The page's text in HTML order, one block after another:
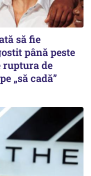
să fie
până peste
ruptura de
„să cadă”